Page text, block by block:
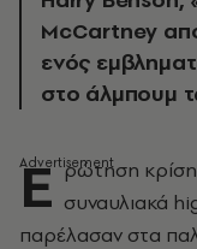
McCartney
ενός
στο άλμπουμ
Ε ρώτηση
συναυλιακά
παρέλασαν στα